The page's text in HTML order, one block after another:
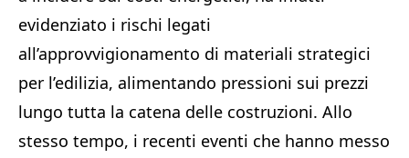
evidenziato i rischi legati
all’approvvigionamento di materiali strategici
per l’edilizia, alimentando pressioni sui prezzi
lungo tutta la catena delle costruzioni. Allo
stesso tempo, i recenti eventi che hanno messo